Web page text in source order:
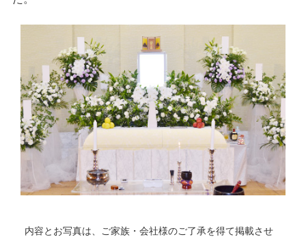
内容とお写真は、ご家族・会社様のご了承を得て掲載させ